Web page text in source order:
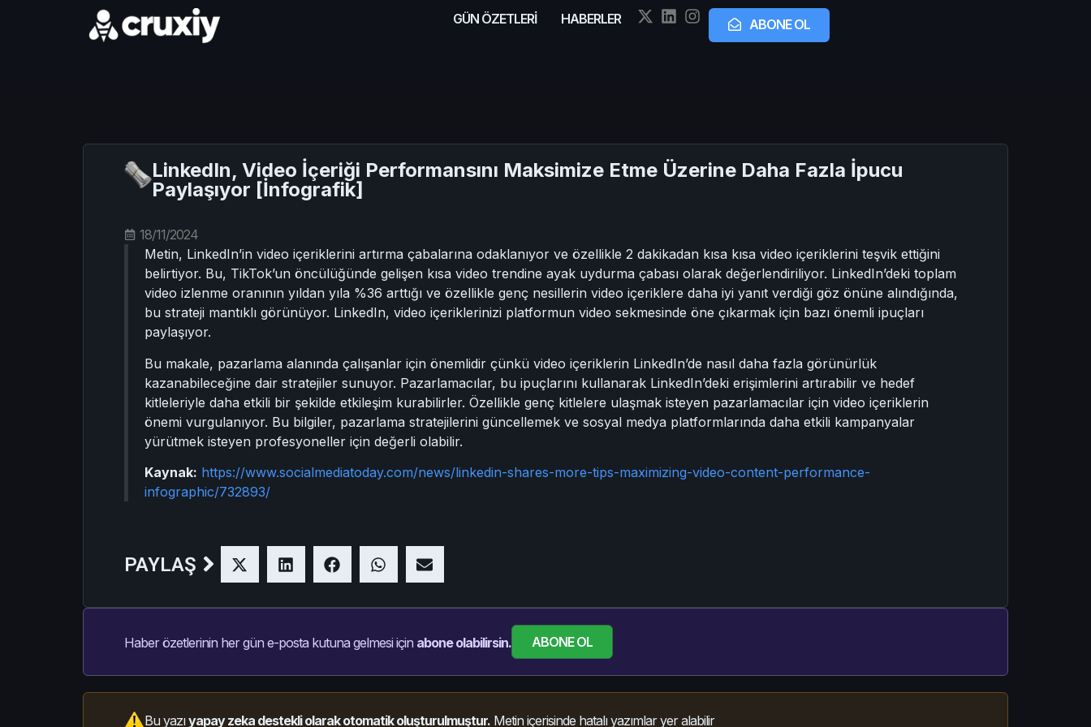
GÜN ÖZETLERİ HABERLER ABONE OL
LinkedIn, Video İçeriği Performansını Maksimize Etme Üzerine Daha Fazla İpucu
Paylaşıyor [İnfografik]
18/11/2024
Metin, LinkedIn’in video içeriklerini artırma çabalarına odaklanıyor ve özellikle 2 dakikadan kısa kısa video içeriklerini teşvik ettiğini
belirtiyor. Bu, TikTok’un öncülüğünde gelişen kısa video trendine ayak uydurma çabası olarak değerlendiriliyor. LinkedIn’deki toplam
video izlenme oranının yıldan yıla %36 arttığı ve özellikle genç nesillerin video içeriklere daha iyi yanıt verdiği göz önüne alındığında,
bu strateji mantıklı görünüyor. LinkedIn, video içeriklerinizi platformun video sekmesinde öne çıkarmak için bazı önemli ipuçları
paylaşıyor.
Bu makale, pazarlama alanında çalışanlar için önemlidir çünkü video içeriklerin LinkedIn’de nasıl daha fazla görünürlük
kazanabileceğine dair stratejiler sunuyor. Pazarlamacılar, bu ipuçlarını kullanarak LinkedIn’deki erişimlerini artırabilir ve hedef
kitleleriyle daha etkili bir şekilde etkileşim kurabilirler. Özellikle genç kitlelere ulaşmak isteyen pazarlamacılar için video içeriklerin
önemi vurgulanıyor. Bu bilgiler, pazarlama stratejilerini güncellemek ve sosyal medya platformlarında daha etkili kampanyalar
yürütmek isteyen profesyoneller için değerli olabilir.
Kaynak: https://www.socialmediatoday.com/news/linkedin-shares-more-tips-maximizing-video-content-performance-
infographic/732893/
PAYLAŞ
Haber özetlerinin her gün e-posta kutuna gelmesi için abone olabilirsin. ABONE OL
Bu yazıyapay zeka destekli olarak otomatik oluşturulmuştur. Metin içerisinde hatalı yazımlar yer alabilir